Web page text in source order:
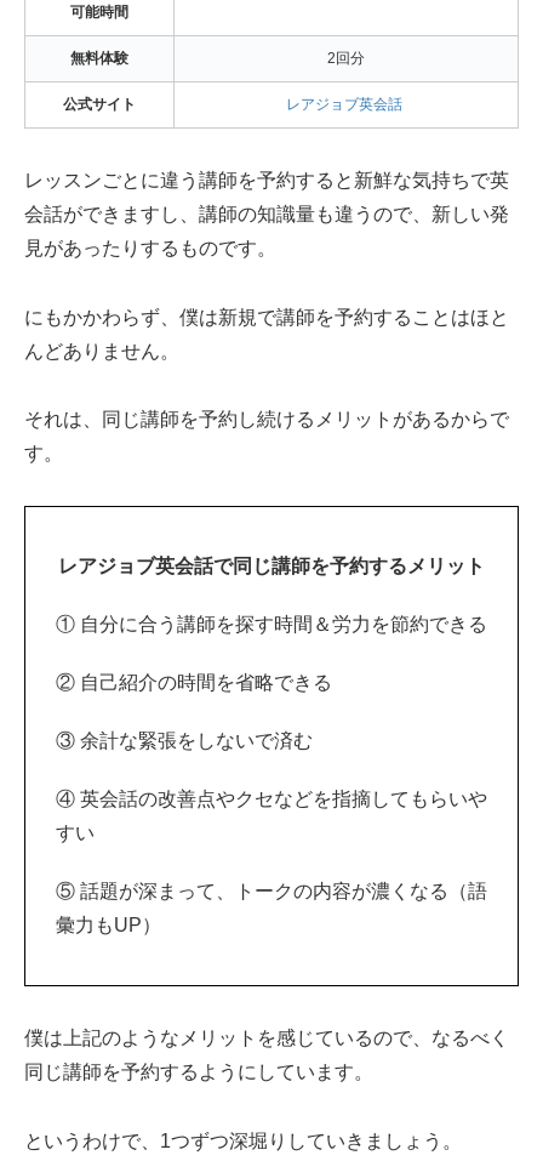
可能時間
無料体験 2回分
公式サイト レアジョブ英会話
レッスンごとに違う講師を予約すると新鮮な気持ちで英
会話ができますし、講師の知識量も違うので、新しい発
見があったりするものです。
にもかかわらず、僕は新規で講師を予約することはほと
んどありません。
それは、同じ講師を予約し続けるメリットがあるからで
す。
レアジョブ英会話で同じ講師を予約するメリット
① 自分に合う講師を探す時間＆労力を節約できる
② 自己紹介の時間を省略できる
③ 余計な緊張をしないで済む
④ 英会話の改善点やクセなどを指摘してもらいや
すい
⑤ 話題が深まって、トークの内容が濃くなる（語
彙力もUP）
僕は上記のようなメリットを感じているので、なるべく
同じ講師を予約するようにしています。
というわけで、1つずつ深堀りしていきましょう。